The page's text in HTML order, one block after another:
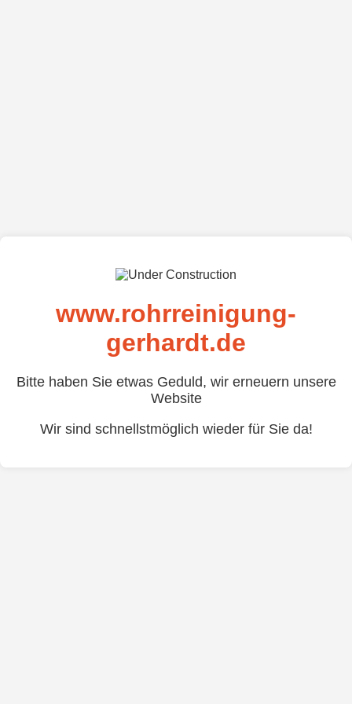
www.rohrreinigung-
gerhardt.de
Bitte haben Sie etwas Geduld, wir erneuern unsere
Website
Wir sind schnellstmöglich wieder für Sie da!